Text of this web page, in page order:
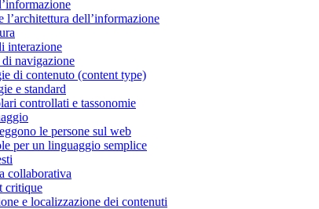
l’architettura dell’informazione
interazione
navigazione
di contenuto (content type)
e standard
controllati e tassonomie
le persone sul web
per un linguaggio semplice
collaborativa
critique
e localizzazione dei contenuti